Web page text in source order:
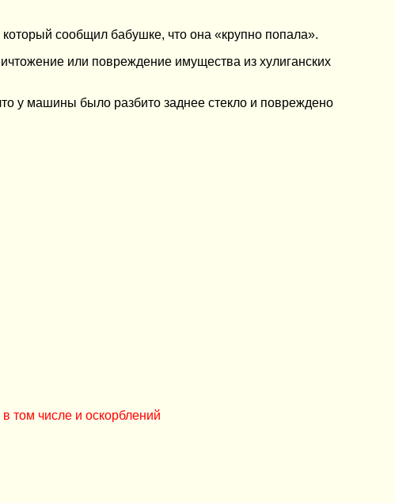
сообщил бабушке, что она «крупно попала».
или повреждение имущества из хулиганских
у машины было разбито заднее стекло и повреждено
том числе и оскорблений